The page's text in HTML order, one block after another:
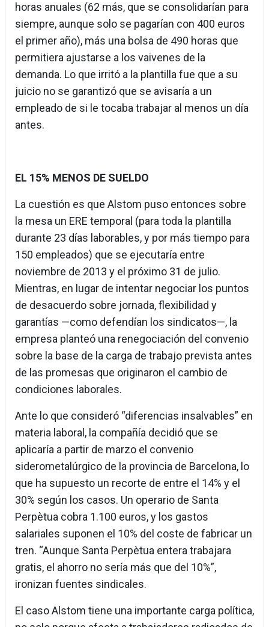
horas anuales (62 más, que se consolidarían para
siempre, aunque solo se pagarían con 400 euros
el primer año), más una bolsa de 490 horas que
permitiera ajustarse a los vaivenes de la
demanda. Lo que irritó a la plantilla fue que a su
juicio no se garantizó que se avisaría a un
empleado de si le tocaba trabajar al menos un día
antes.
EL 15% MENOS DE SUELDO
La cuestión es que Alstom puso entonces sobre
la mesa un ERE temporal (para toda la plantilla
durante 23 días laborables, y por más tiempo para
150 empleados) que se ejecutaría entre
noviembre de 2013 y el próximo 31 de julio.
Mientras, en lugar de intentar negociar los puntos
de desacuerdo sobre jornada, flexibilidad y
garantías —como defendían los sindicatos—, la
empresa planteó una renegociación del convenio
sobre la base de la carga de trabajo prevista antes
de las promesas que originaron el cambio de
condiciones laborales.
Ante lo que consideró “diferencias insalvables” en
materia laboral, la compañía decidió que se
aplicaría a partir de marzo el convenio
siderometalúrgico de la provincia de Barcelona, lo
que ha supuesto un recorte de entre el 14% y el
30% según los casos. Un operario de Santa
Perpètua cobra 1.100 euros, y los gastos
salariales suponen el 10% del coste de fabricar un
tren. “Aunque Santa Perpètua entera trabajara
gratis, el ahorro no sería más que del 10%”,
ironizan fuentes sindicales.
El caso Alstom tiene una importante carga política,